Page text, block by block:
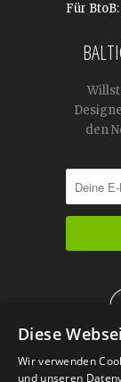
Für
den
IM
Diese
Wir verwenden
und unseren